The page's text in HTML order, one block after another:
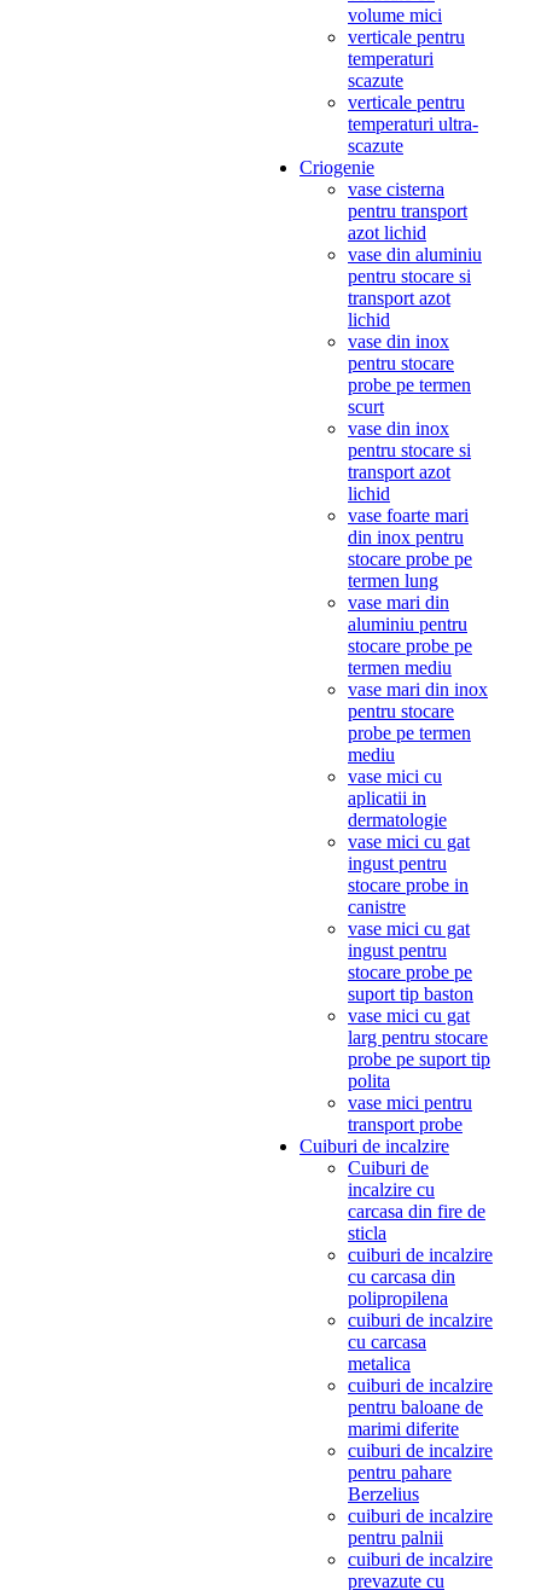
volume mici
verticale pentru
temperaturi
scazute
verticale pentru
temperaturi ultra-
scazute
Criogenie
vase cisterna
pentru transport
azot lichid
vase din aluminiu
pentru stocare si
transport azot
lichid
vase din inox
pentru stocare
probe pe termen
scurt
vase din inox
pentru stocare si
transport azot
lichid
vase foarte mari
din inox pentru
stocare probe pe
termen lung
vase mari din
aluminiu pentru
stocare probe pe
termen mediu
vase mari din inox
pentru stocare
probe pe termen
mediu
vase mici cu
aplicatii in
dermatologie
vase mici cu gat
ingust pentru
stocare probe in
canistre
vase mici cu gat
ingust pentru
stocare probe pe
suport tip baston
vase mici cu gat
larg pentru stocare
probe pe suport tip
polita
vase mici pentru
transport probe
Cuiburi de incalzire
Cuiburi de
incalzire cu
carcasa din fire de
sticla
cuiburi de incalzire
cu carcasa din
polipropilena
cuiburi de incalzire
cu carcasa
metalica
cuiburi de incalzire
pentru baloane de
marimi diferite
cuiburi de incalzire
pentru pahare
Berzelius
cuiburi de incalzire
pentru palnii
cuiburi de incalzire
prevazute cu